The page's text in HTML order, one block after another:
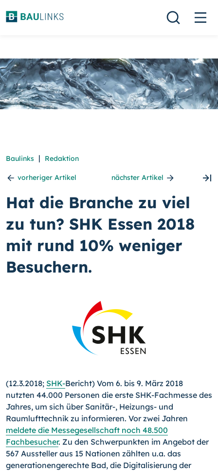
Baulinks | Redaktion
vorheriger Artikel nächster Artikel
Hat die Branche zu viel
zu tun? SHK Essen 2018
mit rund 10% weniger
Besuchern.
(12.3.2018; SHK-Bericht) Vom 6. bis 9. März 2018
nutzten 44.000 Personen die erste SHK-Fachmesse des
Jahres, um sich über Sanitär-, Heizungs- und
Raumlufttechnik zu informieren. Vor zwei Jahren
meldete die Messegesellschaft noch 48.500
Fachbesucher. Zu den Schwerpunkten im Angebot der
567 Aussteller aus 15 Nationen zählten u.a. das
generationengerechte Bad, die Digitalisierung der